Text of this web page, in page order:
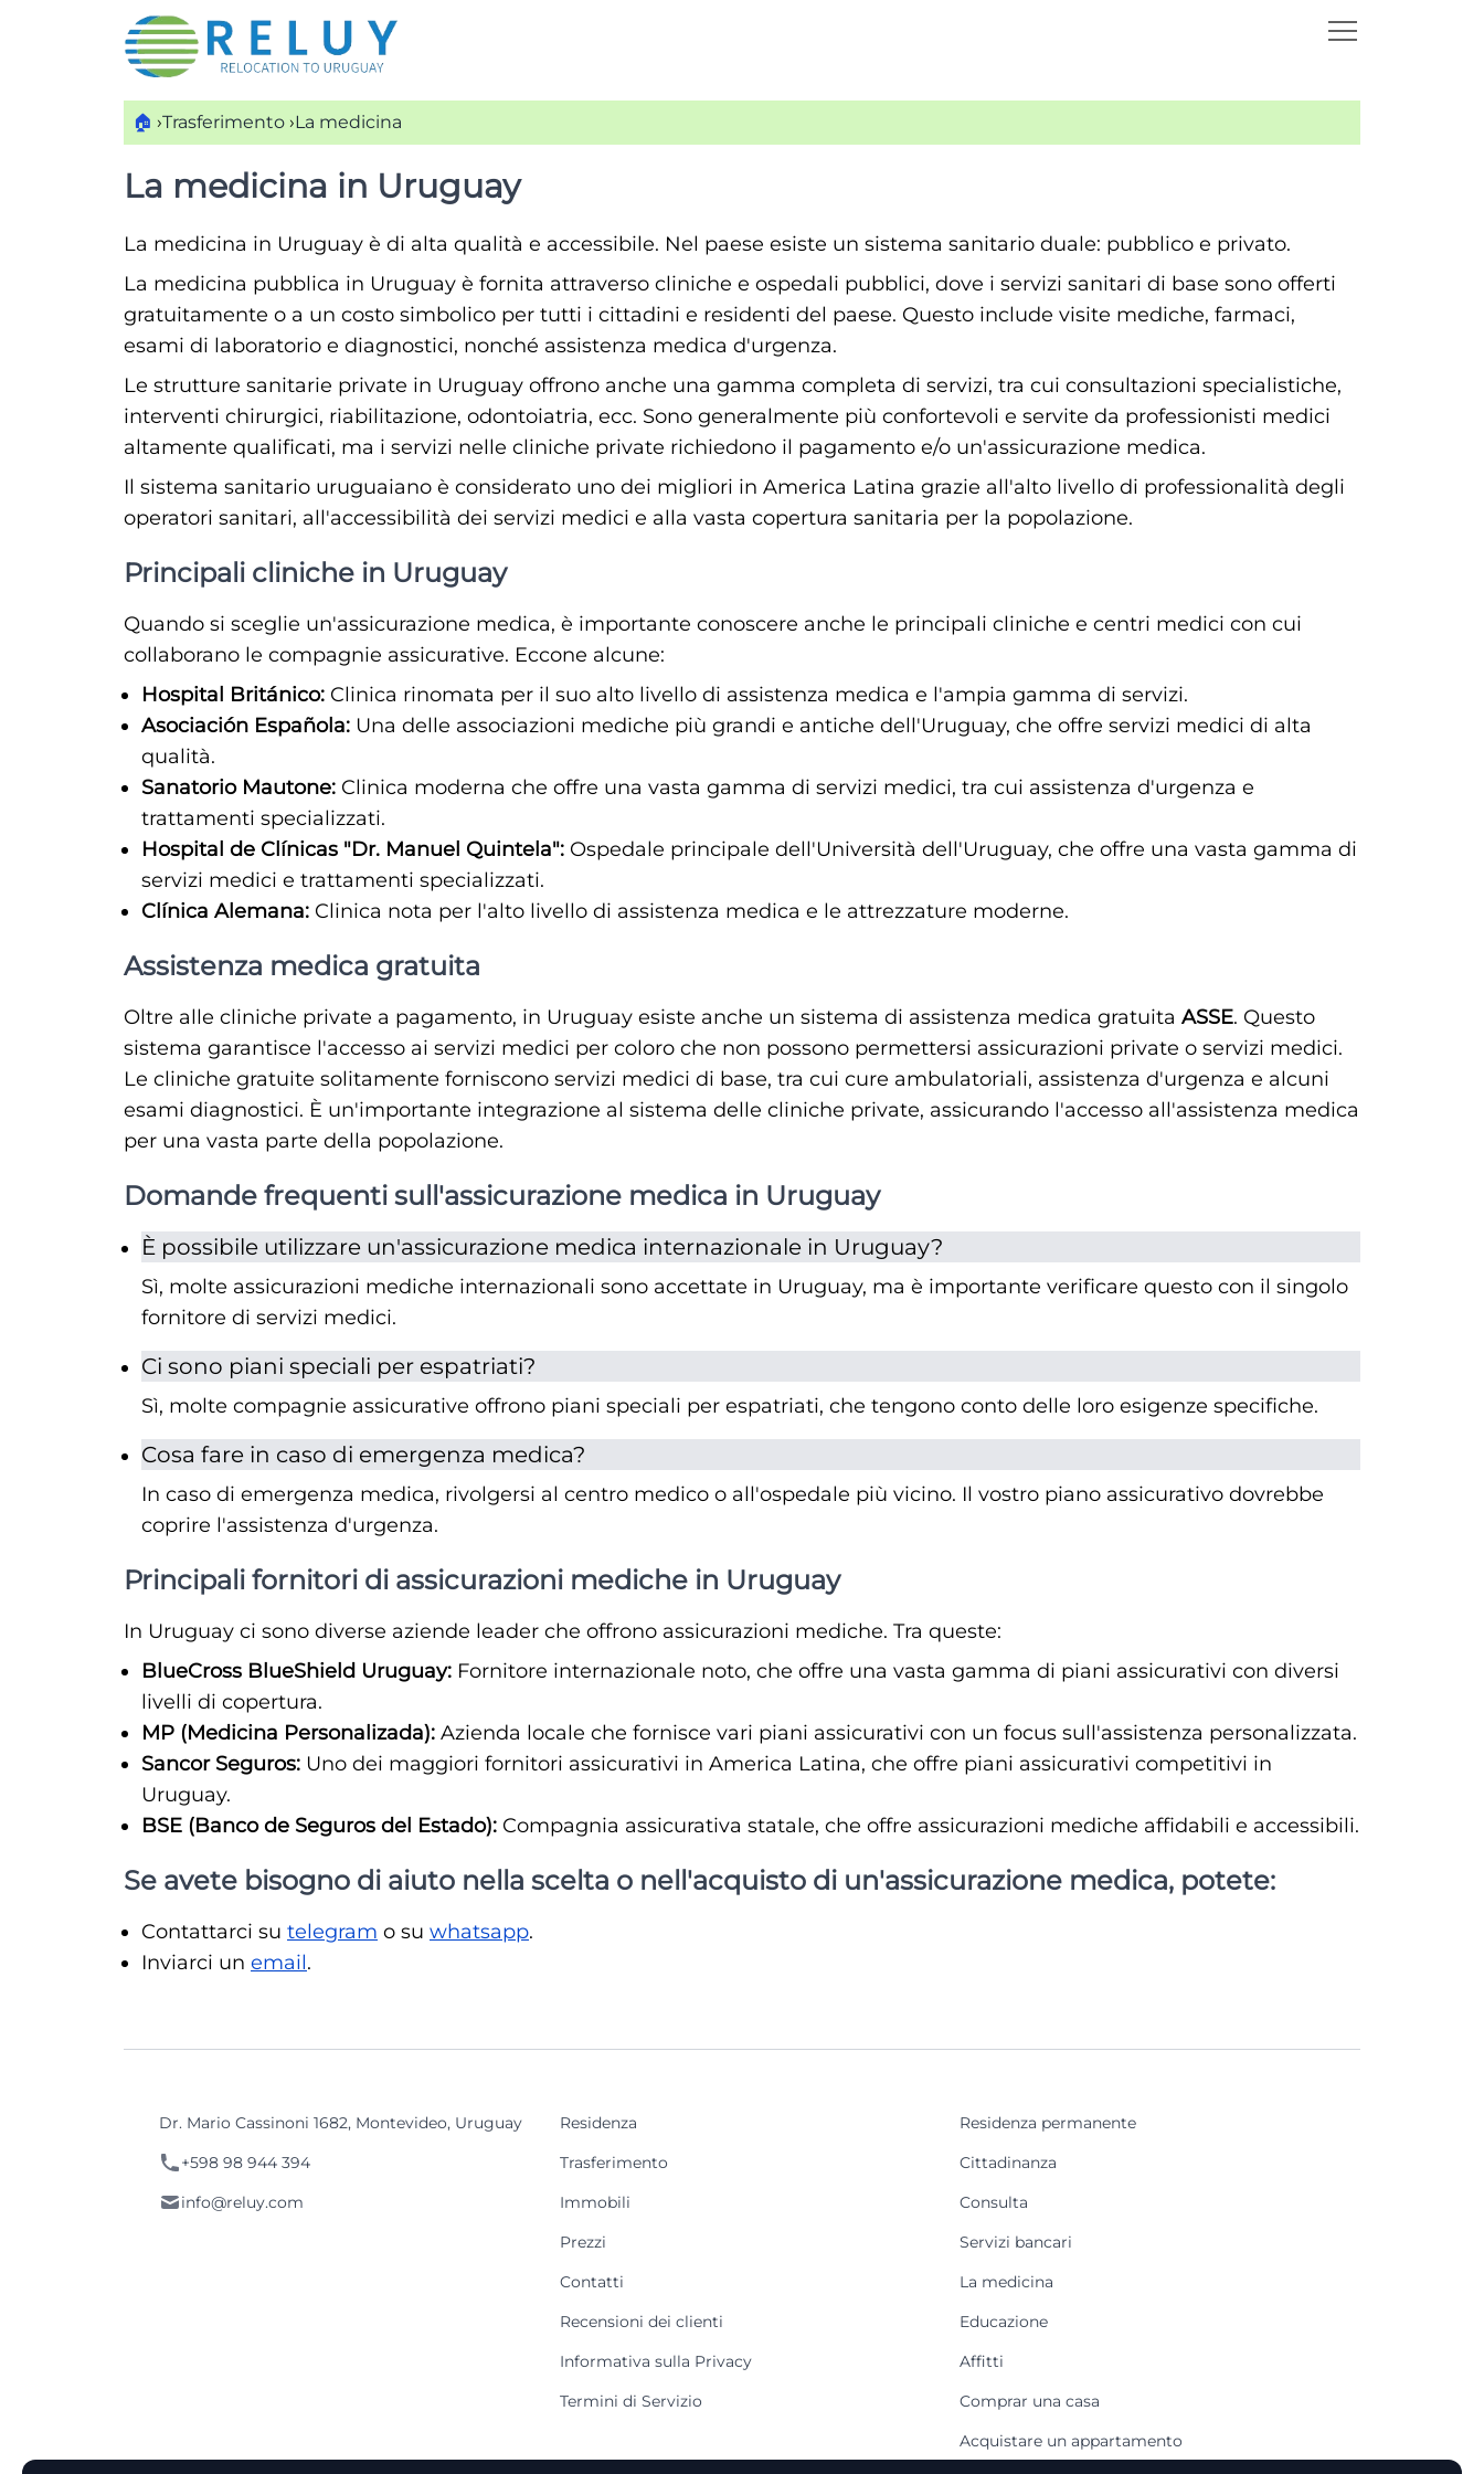
🏠 ›Trasferimento ›La medicina
La medicina in Uruguay
La medicina in Uruguay è di alta qualità e accessibile. Nel paese esiste un sistema sanitario duale: pubblico e privato.
La medicina pubblica in Uruguay è fornita attraverso cliniche e ospedali pubblici, dove i servizi sanitari di base sono offerti
gratuitamente o a un costo simbolico per tutti i cittadini e residenti del paese. Questo include visite mediche, farmaci,
esami di laboratorio e diagnostici, nonché assistenza medica d'urgenza.
Le strutture sanitarie private in Uruguay offrono anche una gamma completa di servizi, tra cui consultazioni specialistiche,
interventi chirurgici, riabilitazione, odontoiatria, ecc. Sono generalmente più confortevoli e servite da professionisti medici
altamente qualificati, ma i servizi nelle cliniche private richiedono il pagamento e/o un'assicurazione medica.
Il sistema sanitario uruguaiano è considerato uno dei migliori in America Latina grazie all'alto livello di professionalità degli
operatori sanitari, all'accessibilità dei servizi medici e alla vasta copertura sanitaria per la popolazione.
Principali cliniche in Uruguay
Quando si sceglie un'assicurazione medica, è importante conoscere anche le principali cliniche e centri medici con cui
collaborano le compagnie assicurative. Eccone alcune:
Hospital Británico: Clinica rinomata per il suo alto livello di assistenza medica e l'ampia gamma di servizi.
Asociación Española: Una delle associazioni mediche più grandi e antiche dell'Uruguay, che offre servizi medici di alta
qualità.
Sanatorio Mautone: Clinica moderna che offre una vasta gamma di servizi medici, tra cui assistenza d'urgenza e
trattamenti specializzati.
Hospital de Clínicas "Dr. Manuel Quintela": Ospedale principale dell'Università dell'Uruguay, che offre una vasta gamma di
servizi medici e trattamenti specializzati.
Clínica Alemana: Clinica nota per l'alto livello di assistenza medica e le attrezzature moderne.
Assistenza medica gratuita
Oltre alle cliniche private a pagamento, in Uruguay esiste anche un sistema di assistenza medica gratuita ASSE. Questo
sistema garantisce l'accesso ai servizi medici per coloro che non possono permettersi assicurazioni private o servizi medici.
Le cliniche gratuite solitamente forniscono servizi medici di base, tra cui cure ambulatoriali, assistenza d'urgenza e alcuni
esami diagnostici. È un'importante integrazione al sistema delle cliniche private, assicurando l'accesso all'assistenza medica
per una vasta parte della popolazione.
Domande frequenti sull'assicurazione medica in Uruguay
È possibile utilizzare un'assicurazione medica internazionale in Uruguay?
Sì, molte assicurazioni mediche internazionali sono accettate in Uruguay, ma è importante verificare questo con il singolo
fornitore di servizi medici.
Ci sono piani speciali per espatriati?
Sì, molte compagnie assicurative offrono piani speciali per espatriati, che tengono conto delle loro esigenze specifiche.
Cosa fare in caso di emergenza medica?
In caso di emergenza medica, rivolgersi al centro medico o all'ospedale più vicino. Il vostro piano assicurativo dovrebbe
coprire l'assistenza d'urgenza.
Principali fornitori di assicurazioni mediche in Uruguay
In Uruguay ci sono diverse aziende leader che offrono assicurazioni mediche. Tra queste:
BlueCross BlueShield Uruguay: Fornitore internazionale noto, che offre una vasta gamma di piani assicurativi con diversi
livelli di copertura.
MP (Medicina Personalizada): Azienda locale che fornisce vari piani assicurativi con un focus sull'assistenza personalizzata.
Sancor Seguros: Uno dei maggiori fornitori assicurativi in America Latina, che offre piani assicurativi competitivi in
Uruguay.
BSE (Banco de Seguros del Estado): Compagnia assicurativa statale, che offre assicurazioni mediche affidabili e accessibili.
Se avete bisogno di aiuto nella scelta o nell'acquisto di un'assicurazione medica, potete:
Contattarci su telegram o su whatsapp.
Inviarci un email.
Dr. Mario Cassinoni 1682, Montevideo, Uruguay
+598 98 944 394
info@reluy.com
Residenza
Trasferimento
Immobili
Prezzi
Contatti
Recensioni dei clienti
Informativa sulla Privacy
Termini di Servizio
Residenza permanente
Cittadinanza
Consulta
Servizi bancari
La medicina
Educazione
Affitti
Comprar una casa
Acquistare un appartamento